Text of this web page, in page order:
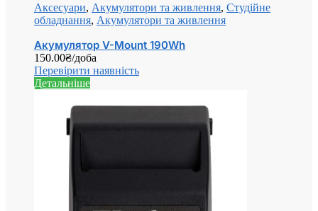
Аксесуари, Акумулятори та живлення, Студійне
обладнання, Акумулятори та живлення
Акумулятор V-Mount 190Wh
150.00₴/доба
Перевірити наявність
Детальніше